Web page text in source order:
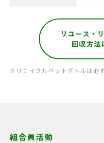
リユース・
回収方法
※リサイクルペットボトルは必
組合員活動